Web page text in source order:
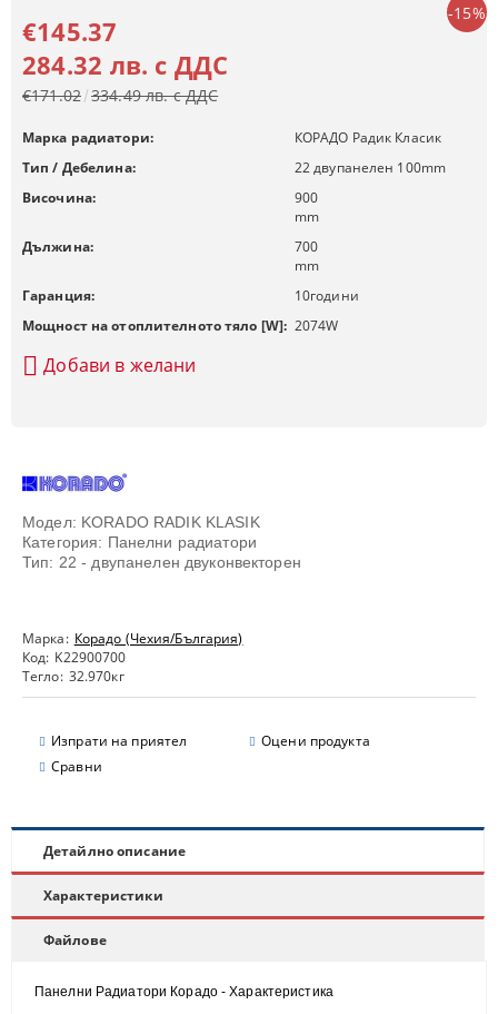
Модел: KORADO RADIK KLASIK
Категория: Панелни радиатори
Тип: 22 - двупанелен двуконвекторен
Марка: Корадо (Чехия/България)
Код: K22900700
Тегло: 32.970кг
Изпрати на приятел
Оцени продукта
Сравни
-15%
€145.37
284.32 лв. с ДДС
€171.02 334.49 лв. с ДДС
Марка радиатори:
КОРАДО Радик Класик
Тип / Дебелина:
22 двупанелен 100mm
Височина:
900
mm
Дължина:
700
mm
Гаранция:
10години
Мощност на отоплителното тяло [W]: 2074W
Добави в желани
Детайлно описание
Характеристики
Файлове
Панелни Радиатори Корадо - Характеристика